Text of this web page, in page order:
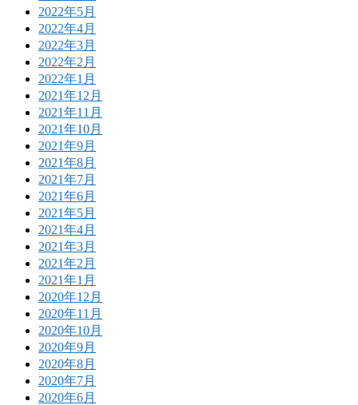
2022年5月
2022年4月
2022年3月
2022年2月
2022年1月
2021年12月
2021年11月
2021年10月
2021年9月
2021年8月
2021年7月
2021年6月
2021年5月
2021年4月
2021年3月
2021年2月
2021年1月
2020年12月
2020年11月
2020年10月
2020年9月
2020年8月
2020年7月
2020年6月